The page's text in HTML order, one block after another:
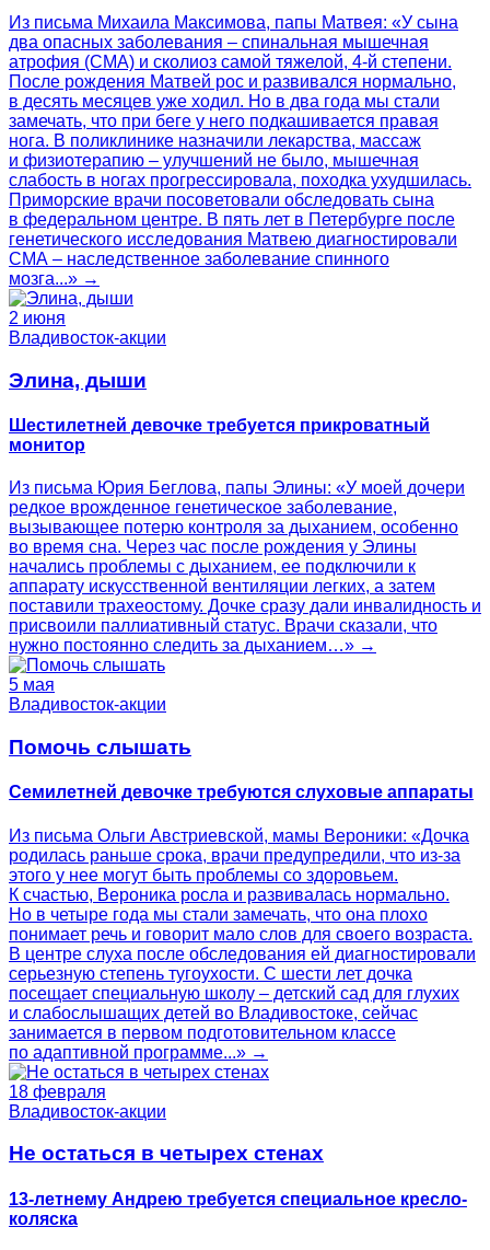
Из письма Михаила Максимова, папы Матвея: «У сына
два опасных заболевания – спинальная мышечная
атрофия (СМА) и сколиоз самой тяжелой, 4-й степени.
После рождения Матвей рос и развивался нормально,
в десять месяцев уже ходил. Но в два года мы стали
замечать, что при беге у него подкашивается правая
нога. В поликлинике назначили лекарства, массаж
и физиотерапию – улучшений не было, мышечная
слабость в ногах прогрессировала, походка ухудшилась.
Приморские врачи посоветовали обследовать сына
в федеральном центре. В пять лет в Петербурге после
генетического исследования Матвею диагностировали
СМА – наследственное заболевание спинного
мозга...» →
2 июня
Владивосток-акции
Элина, дыши
Шестилетней девочке требуется прикроватный
монитор
Из письма Юрия Беглова, папы Элины: «У моей дочери
редкое врожденное генетическое заболевание,
вызывающее потерю контроля за дыханием, особенно
во время сна. Через час после рождения у Элины
начались проблемы с дыханием, ее подключили к
аппарату искусственной вентиляции легких, а затем
поставили трахеостому. Дочке сразу дали инвалидность и
присвоили паллиативный статус. Врачи сказали, что
нужно постоянно следить за дыханием…» →
5 мая
Владивосток-акции
Помочь слышать
Семилетней девочке требуются слуховые аппараты
Из письма Ольги Австриевской, мамы Вероники: «Дочка
родилась раньше срока, врачи предупредили, что из-за
этого у нее могут быть проблемы со здоровьем.
К счастью, Вероника росла и развивалась нормально.
Но в четыре года мы стали замечать, что она плохо
понимает речь и говорит мало слов для своего возраста.
В центре слуха после обследования ей диагностировали
серьезную степень тугоухости. С шести лет дочка
посещает специальную школу – детский сад для глухих
и слабослышащих детей во Владивостоке, сейчас
занимается в первом подготовительном классе
по адаптивной программе...» →
18 февраля
Владивосток-акции
Не остаться в четырех стенах
13-летнему Андрею требуется специальное кресло-
коляска